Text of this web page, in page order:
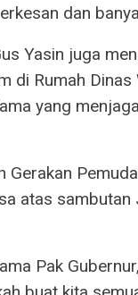
dan
Yasin juga
di Rumah Dinas
yang
Gerakan
atas sambutan
Pak